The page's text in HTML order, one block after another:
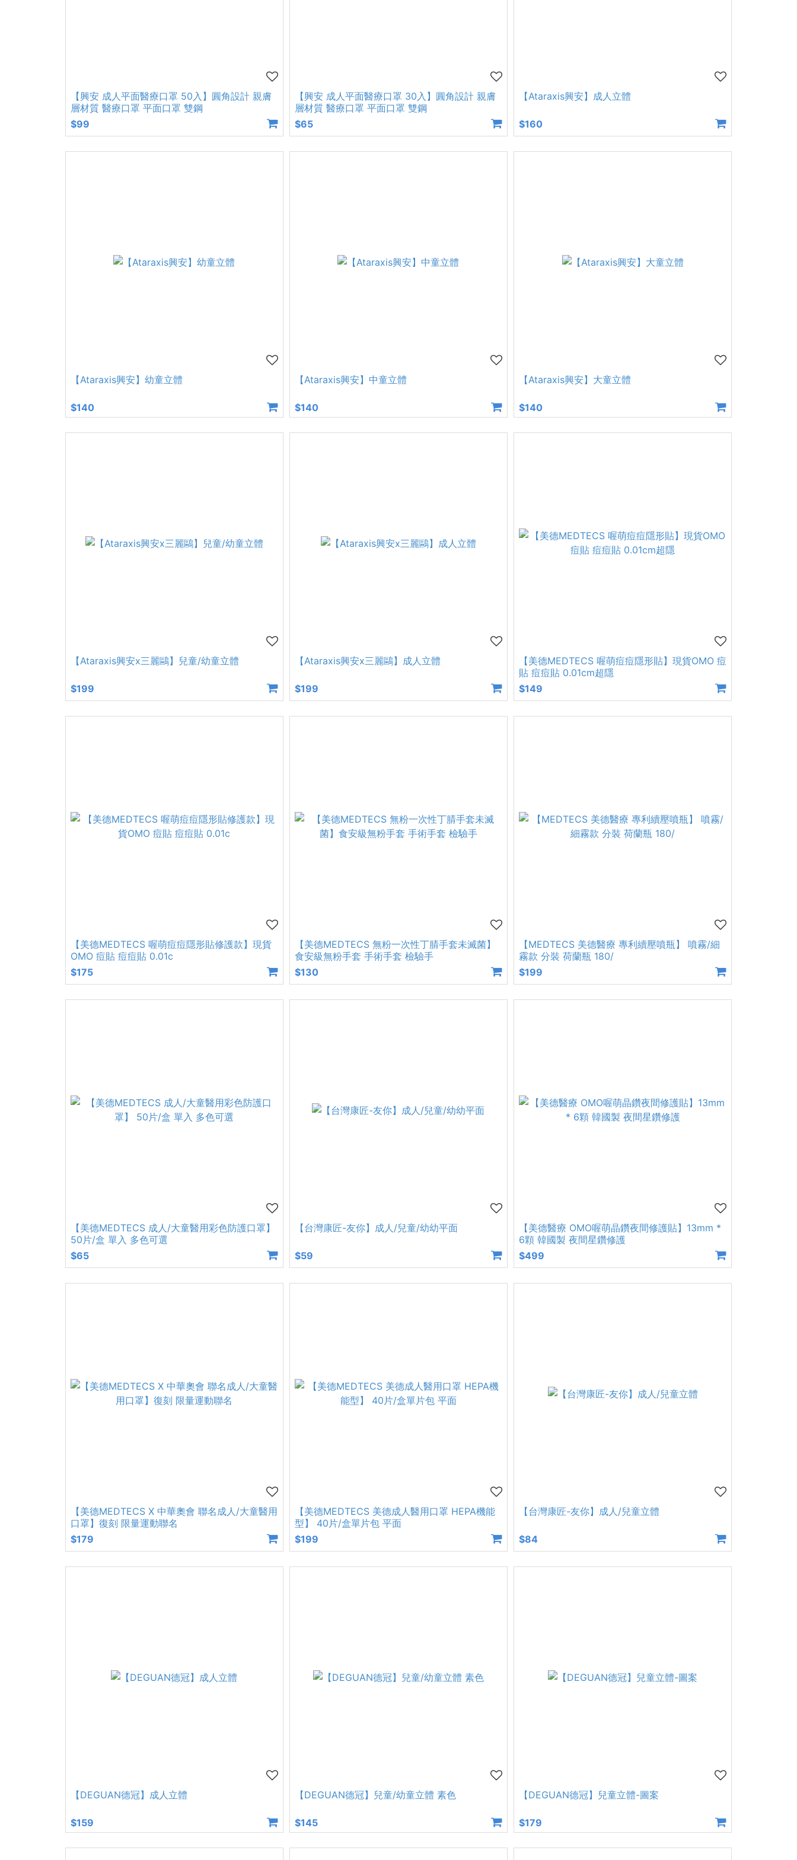
【興安 成人平面醫療口罩 50入】圓角設計 親膚
層材質 醫療口罩 平面口罩 雙鋼
$99
【興安 成人平面醫療口罩 30入】圓角設計 親膚
層材質 醫療口罩 平面口罩 雙鋼
$65
【Ataraxis興安】成人立體
$160
【Ataraxis興安】幼童立體
$140
【Ataraxis興安】中童立體
$140
【Ataraxis興安】大童立體
$140
【Ataraxis興安x三麗鷗】兒童/幼童立體
$199
【Ataraxis興安x三麗鷗】成人立體
$199
【美德MEDTECS 喔萌痘痘隱形貼】現貨OMO 痘
貼 痘痘貼 0.01cm超隱
$149
【美德MEDTECS 喔萌痘痘隱形貼修護款】現貨
OMO 痘貼 痘痘貼 0.01c
$175
【美德MEDTECS 無粉一次性丁腈手套未滅菌】
食安級無粉手套 手術手套 檢驗手
$130
【MEDTECS 美德醫療 專利續壓噴瓶】 噴霧/細
霧款 分裝 荷蘭瓶 180/
$199
【美德MEDTECS 成人/大童醫用彩色防護口罩】
50片/盒 單入 多色可選
$65
【台灣康匠-友你】成人/兒童/幼幼平面
$59
【美德醫療 OMO喔萌晶鑽夜間修護貼】13mm *
6顆 韓國製 夜間星鑽修護
$499
【美德MEDTECS X 中華奧會 聯名成人/大童醫用
口罩】復刻 限量運動聯名
$179
【美德MEDTECS 美德成人醫用口罩 HEPA機能
型】 40片/盒單片包 平面
$199
【台灣康匠-友你】成人/兒童立體
$84
【DEGUAN德冠】成人立體
$159
【DEGUAN德冠】兒童/幼童立體 素色
$145
【DEGUAN德冠】兒童立體-圖案
$179